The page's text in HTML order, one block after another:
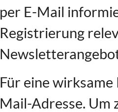
per E-Mail
Registrierung
Für eine
Mail-Adresse. Um